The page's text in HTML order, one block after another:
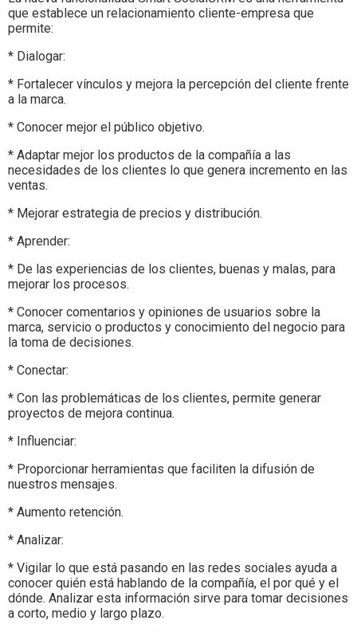
que establece un relacionamiento cliente-empresa que
permite:
* Dialogar:
* Fortalecer vínculos y mejora la percepción del cliente frente
a la marca.
* Conocer mejor el público objetivo.
* Adaptar mejor los productos de la compañía a las
necesidades de los clientes lo que genera incremento en las
ventas.
* Mejorar estrategia de precios y distribución.
* Aprender:
* De las experiencias de los clientes, buenas y malas, para
mejorar los procesos.
* Conocer comentarios y opiniones de usuarios sobre la
marca, servicio o productos y conocimiento del negocio para
la toma de decisiones.
* Conectar:
* Con las problemáticas de los clientes, permite generar
proyectos de mejora continua.
* Influenciar:
* Proporcionar herramientas que faciliten la difusión de
nuestros mensajes.
* Aumento retención.
* Analizar:
* Vigilar lo que está pasando en las redes sociales ayuda a
conocer quién está hablando de la compañía, el por qué y el
dónde. Analizar esta información sirve para tomar decisiones
a corto, medio y largo plazo.